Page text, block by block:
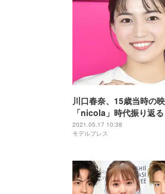
川口春奈、15歳当時の
「nicola」時代振り返る
2021.05.17 10:38
モデルプレス